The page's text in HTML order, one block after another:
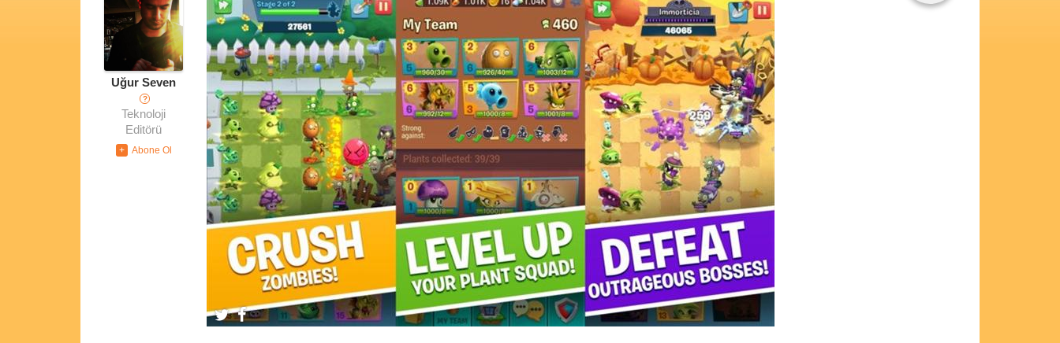
Uğur Seven
?
Teknoloji
Editörü